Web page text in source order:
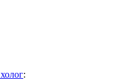
: